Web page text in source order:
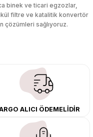
binek ve ticari egzozlar,
filtre ve katalitik konvertör
çözümleri sağlıyoruz.
performans egzozları ve
aracınızın
İstanbul’daki montaj
her yerine güvenli
değer katmak için doğru
ALICI ÖDEMELİDİR